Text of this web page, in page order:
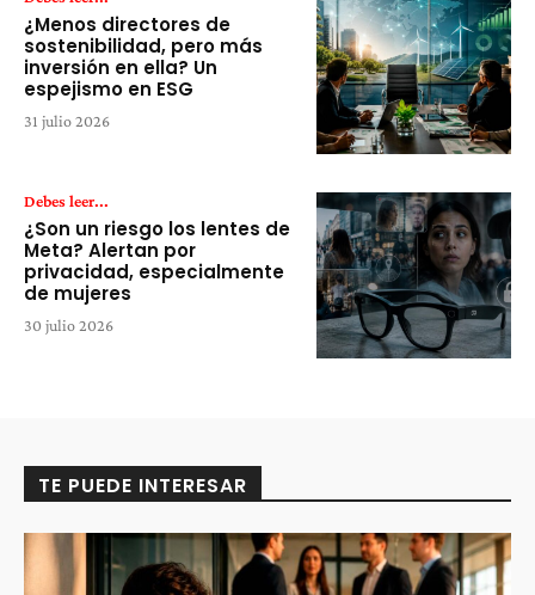
¿Menos directores de
sostenibilidad, pero más
inversión en ella? Un
espejismo en ESG
31 julio 2026
Debes leer...
¿Son un riesgo los lentes de
Meta? Alertan por
privacidad, especialmente
de mujeres
30 julio 2026
TE PUEDE INTERESAR